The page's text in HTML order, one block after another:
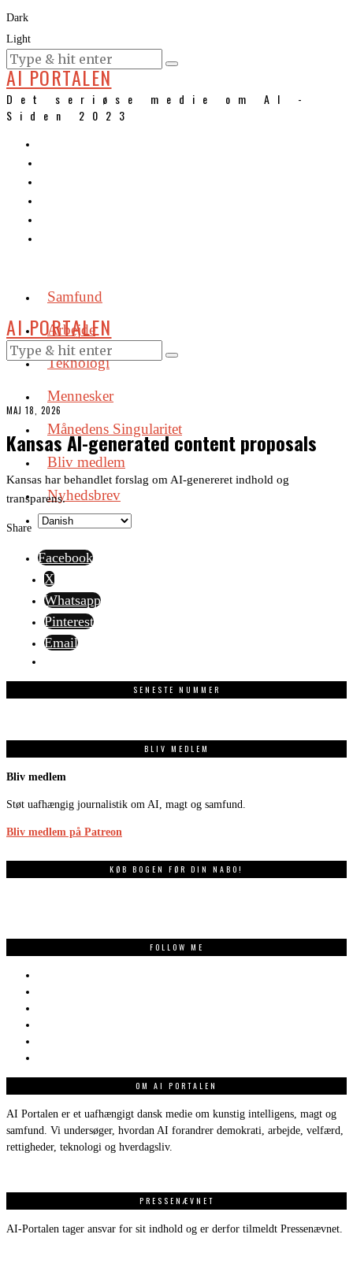
Dark
Light
KURSER
AI PORTALEN
Det seriøse medie om AI -
Siden 2023
Samfund
Arbejde
Teknologi
Mennesker
Månedens Singularitet
Bliv medlem
Nyhedsbrev
AI PORTALEN
MAJ 18, 2026
Kansas AI-generated content proposals
Kansas har behandlet forslag om AI-genereret indhold og
transparens.
Share
Facebook
X
Whatsapp
Pinterest
Email
SENESTE NUMMER
BLIV MEDLEM
Bliv medlem
Støt uafhængig journalistik om AI, magt og samfund.
Bliv medlem på Patreon
KØB BOGEN FØR DIN NABO!
FOLLOW ME
OM AI PORTALEN
AI Portalen er et uafhængigt dansk medie om kunstig intelligens, magt og
samfund. Vi undersøger, hvordan AI forandrer demokrati, arbejde, velfærd,
rettigheder, teknologi og hverdagsliv.
PRESSENÆVNET
AI-Portalen tager ansvar for sit indhold og er derfor tilmeldt Pressenævnet.